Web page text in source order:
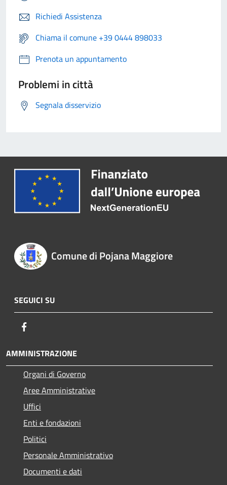
Richiedi Assistenza
Chiama il comune +39 0444 898033
Prenota un appuntamento
Problemi in città
Segnala disservizio
Comune di Pojana Maggiore
SEGUICI SU
AMMINISTRAZIONE
Organi di Governo
Aree Amministrative
Uffici
Enti e fondazioni
Politici
Personale Amministrativo
Documenti e dati